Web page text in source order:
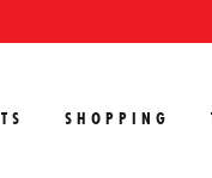
SHOPPING